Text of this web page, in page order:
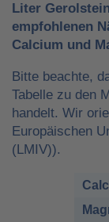
Liter
empfohlenen
Calcium und
Bitte beachte,
Tabelle zu den
handelt. Wir
Europäischen
(LMIV)).